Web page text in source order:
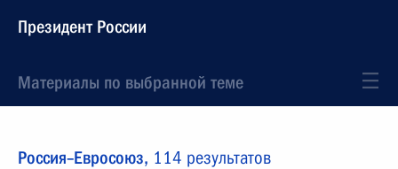
Президент России
Материалы по выбранной теме
Россия–Евросоюз, 114 результатов